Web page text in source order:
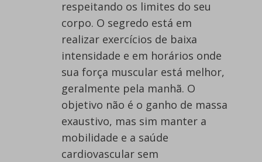
respeitando os limites do seu
corpo. O segredo está em
realizar exercícios de baixa
intensidade e em horários onde
sua força muscular está melhor,
geralmente pela manhã. O
objetivo não é o ganho de massa
exaustivo, mas sim manter a
mobilidade e a saúde
cardiovascular sem